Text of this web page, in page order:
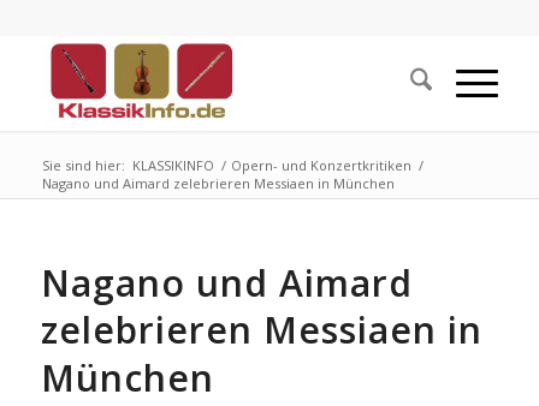
Sie sind hier: KLASSIKINFO / Opern- und Konzertkritiken /
Nagano und Aimard zelebrieren Messiaen in München
Nagano und Aimard
zelebrieren Messiaen in
München